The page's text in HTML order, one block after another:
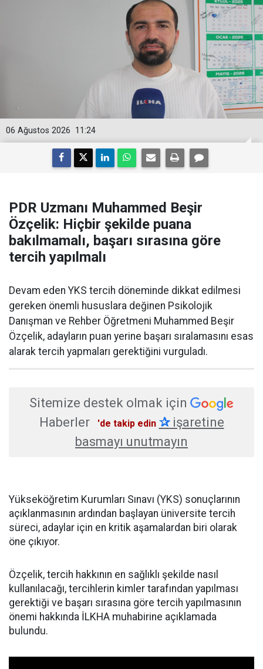
11:24
06 Ağustos 2026
PDR Uzmanı Muhammed Beşir
Özçelik: Hiçbir şekilde puana
bakılmamalı, başarı sırasına göre
tercih yapılmalı
Devam eden YKS tercih döneminde dikkat edilmesi
gereken önemli hususlara değinen Psikolojik
Danışman ve Rehber Öğretmeni Muhammed Beşir
Özçelik, adayların puan yerine başarı sıralamasını esas
alarak tercih yapmaları gerektiğini vurguladı.
Sitemize destek olmak için
Haberler
'de takip edin ✰işaretine
basmayı unutmayın
Yükseköğretim Kurumları Sınavı (YKS) sonuçlarının
açıklanmasının ardından başlayan üniversite tercih
süreci, adaylar için en kritik aşamalardan biri olarak
öne çıkıyor.
Özçelik, tercih hakkının en sağlıklı şekilde nasıl
kullanılacağı, tercihlerin kimler tarafından yapılması
gerektiği ve başarı sırasına göre tercih yapılmasının
önemi hakkında İLKHA muhabirine açıklamada
bulundu.